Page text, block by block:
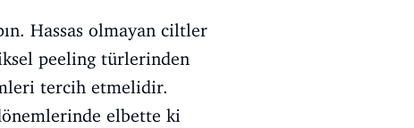
Hassas olmayan ciltler
peeling türlerinden
tercih etmelidir.
elbette ki